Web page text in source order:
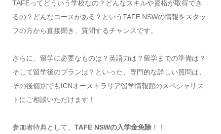
TAFEってどういう学校なの？どんなスキルや資格が取得でき
るの？どんなコースがある？というTAFE NSWの情報をスタッ
フの方から直接聞き、質問するチャンスです。
さらに、留学に必要なものは？英語力は？留学までの準備は？
そして留学後のプランは？といった、専門的な詳しい質問は、
その後個別でもICNオーストラリア留学情報館のスペシャリス
トにご相談いただけます！
参加者特典として、 TAFE NSWの入学金免除！！